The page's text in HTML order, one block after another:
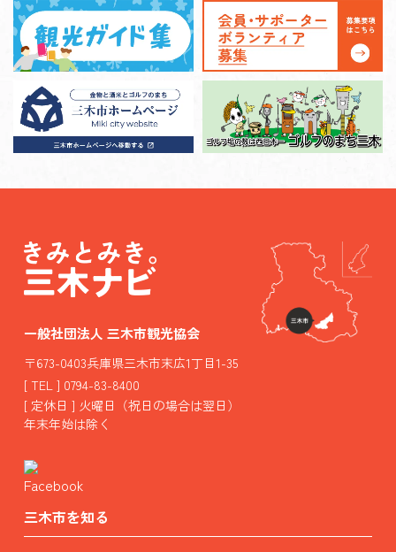
一般社団法人 三木市観光協会
〒673-0403兵庫県三木市末広1丁目1-35
[ TEL ] 0794-83-8400
[ 定休日 ] 火曜日（祝日の場合は翌日）
年末年始は除く
三木市を知る